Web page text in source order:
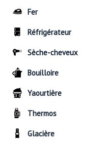
Fer
Réfrigérateur
Sèche-cheveux
Bouilloire
Yaourtière
Thermos
Glacière